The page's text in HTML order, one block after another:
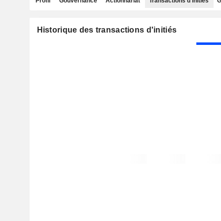
Historique des transactions d'initiés